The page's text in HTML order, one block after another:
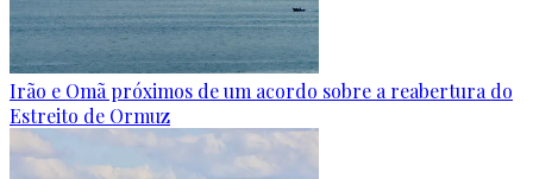
Irão e Omã próximos de um acordo sobre a reabertura do
Estreito de Ormuz